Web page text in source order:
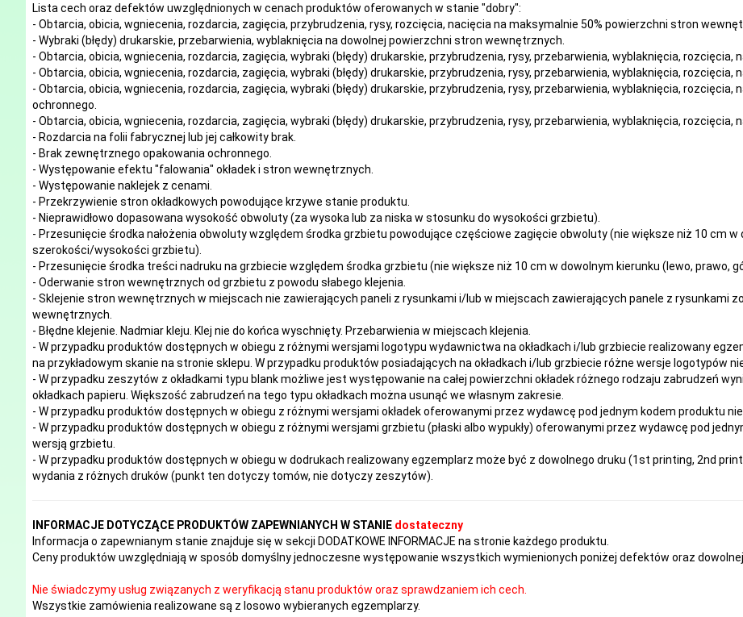
Lista cech oraz defektów uwzględnionych w cenach produktów oferowanych w stanie "dobry":
- Obtarcia, obicia, wgniecenia, rozdarcia, zagięcia, przybrudzenia, rysy, rozcięcia, nacięcia na maksymalnie 50% powierzchni stron
- Wybraki (błędy) drukarskie, przebarwienia, wyblaknięcia na dowolnej powierzchni stron wewnętrznych.
- Obtarcia, obicia, wgniecenia, rozdarcia, zagięcia, wybraki (błędy) drukarskie, przybrudzenia, rysy, przebarwienia, wyblaknięcia, rozcięcia,
- Obtarcia, obicia, wgniecenia, rozdarcia, zagięcia, wybraki (błędy) drukarskie, przybrudzenia, rysy, przebarwienia, wyblaknięcia, rozcięcia,
- Obtarcia, obicia, wgniecenia, rozdarcia, zagięcia, wybraki (błędy) drukarskie, przybrudzenia, rysy, przebarwienia, wyblaknięcia, rozcięcia,
ochronnego.
- Obtarcia, obicia, wgniecenia, rozdarcia, zagięcia, wybraki (błędy) drukarskie, przybrudzenia, rysy, przebarwienia, wyblaknięcia, rozcięcia,
- Rozdarcia na folii fabrycznej lub jej całkowity brak.
- Brak zewnętrznego opakowania ochronnego.
- Występowanie efektu "falowania" okładek i stron wewnętrznych.
- Występowanie naklejek z cenami.
- Przekrzywienie stron okładkowych powodujące krzywe stanie produktu.
- Nieprawidłowo dopasowana wysokość obwoluty (za wysoka lub za niska w stosunku do wysokości grzbietu).
- Przesunięcie środka nałożenia obwoluty względem środka grzbietu powodujące częściowe zagięcie obwoluty (nie większe niż 10 cm w
szerokości/wysokości grzbietu).
- Przesunięcie środka treści nadruku na grzbiecie względem środka grzbietu (nie większe niż 10 cm w dowolnym kierunku (lewo, prawo,
- Oderwanie stron wewnętrznych od grzbietu z powodu słabego klejenia.
- Sklejenie stron wewnętrznych w miejscach nie zawierających paneli z rysunkami i/lub w miejscach zawierających panele z rysunkami
wewnętrznych.
- Błędne klejenie. Nadmiar kleju. Klej nie do końca wyschnięty. Przebarwienia w miejscach klejenia.
- W przypadku produktów dostępnych w obiegu z różnymi wersjami logotypu wydawnictwa na okładkach i/lub grzbiecie realizowany
na przykładowym skanie na stronie sklepu. W przypadku produktów posiadających na okładkach i/lub grzbiecie różne wersje logotypów
- W przypadku zeszytów z okładkami typu blank możliwe jest występowanie na całej powierzchni okładek różnego rodzaju zabrudzeń
okładkach papieru. Większość zabrudzeń na tego typu okładkach można usunąć we własnym zakresie.
- W przypadku produktów dostępnych w obiegu z różnymi wersjami okładek oferowanymi przez wydawcę pod jednym kodem produktu
- W przypadku produktów dostępnych w obiegu z różnymi wersjami grzbietu (płaski albo wypukły) oferowanymi przez wydawcę pod
wersją grzbietu.
- W przypadku produktów dostępnych w obiegu w dodrukach realizowany egzemplarz może być z dowolnego druku (1st printing, 2nd
wydania z różnych druków (punkt ten dotyczy tomów, nie dotyczy zeszytów).
INFORMACJE DOTYCZĄCE PRODUKTÓW ZAPEWNIANYCH W STANIE dostateczny
Informacja o zapewnianym stanie znajduje się w sekcji DODATKOWE INFORMACJE na stronie każdego produktu.
Ceny produktów uwzględniają w sposób domyślny jednoczesne występowanie wszystkich wymienionych poniżej defektów oraz
Nie świadczymy usług związanych z weryfikacją stanu produktów oraz sprawdzaniem ich cech.
Wszystkie zamówienia realizowane są z losowo wybieranych egzemplarzy.